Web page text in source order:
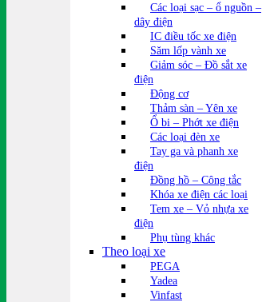
Các loại sạc – ổ nguồn –
dây điện
IC điều tốc xe điện
Săm lốp vành xe
Giảm sóc – Đồ sắt xe
điện
Động cơ
Thảm sàn – Yên xe
Ổ bi – Phớt xe điện
Các loại đèn xe
Tay ga và phanh xe
điện
Đồng hồ – Công tắc
Khóa xe điện các loại
Tem xe – Vỏ nhựa xe
điện
Phụ tùng khác
Theo loại xe
PEGA
Yadea
Vinfast